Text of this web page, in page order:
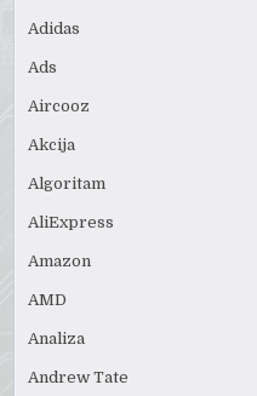
Adidas
Ads
Aircooz
Akcija
Algoritam
AliExpress
Amazon
AMD
Analiza
Andrew Tate